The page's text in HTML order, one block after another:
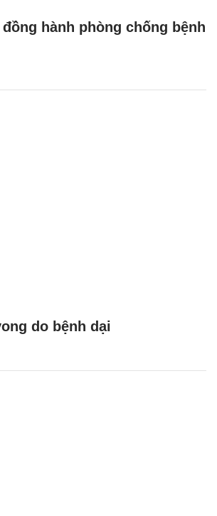
hành phòng chống bệnh
do bệnh dại